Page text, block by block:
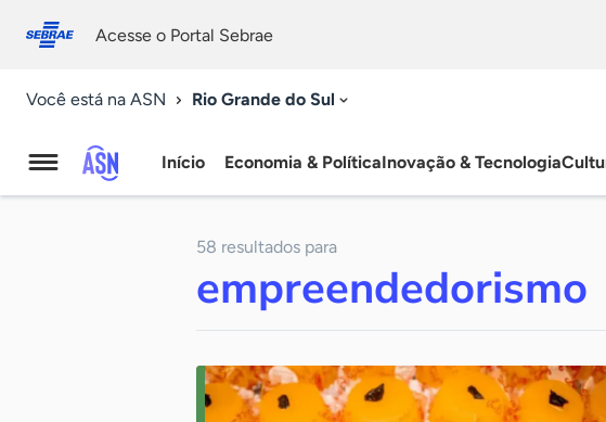
conosco
Acesse o Portal Sebrae
Você está na ASN Rio Grande do Sul
Agência
Notícias
Início Economia & PolíticaInovação & Tecnologia
58 resultados para
empreendedorismo